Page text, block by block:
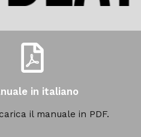
in italiano
il manuale in PDF.